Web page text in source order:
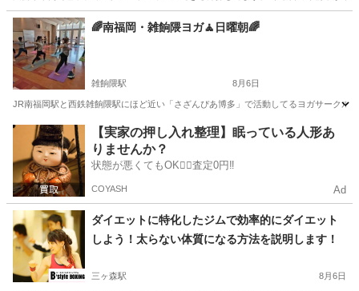
福岡 久留米市 その他 ピラティス
🌈南福岡・雑餉隈ヨガ🧘日曜朝🌈
雑餉隈駅 8月6日
JR南福岡駅と西鉄雑餉隈駅にほど近い「さざんぴあ博多」で活動してるヨガサークル
福岡 福岡市 雑餉隈駅 ヨガ 男性
【実家の押し入れ整理】眠っている人形あ
りませんか？
状態が悪くてもOK🙆‍♀️査定0円‼️
COYASH Ad
ダイエットに特化したジムで効率的にダイエット
しよう！太らない体質になる方法を説明します！
三ヶ森駅 8月6日